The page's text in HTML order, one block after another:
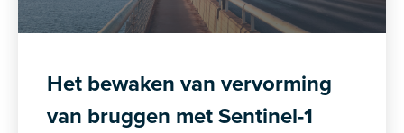
Het bewaken van vervorming
van bruggen met Sentinel-1